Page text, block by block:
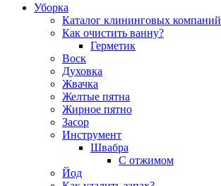
Уборка
Каталог клининговых компаний
Как очистить ванну?
Герметик
Воск
Духовка
Жвачка
Желтые пятна
Жирное пятно
Засор
Инструмент
Швабра
С отжимом
Йод